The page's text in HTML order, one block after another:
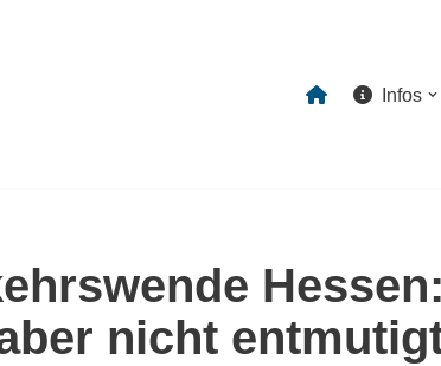
Infos
Hessen:
nicht